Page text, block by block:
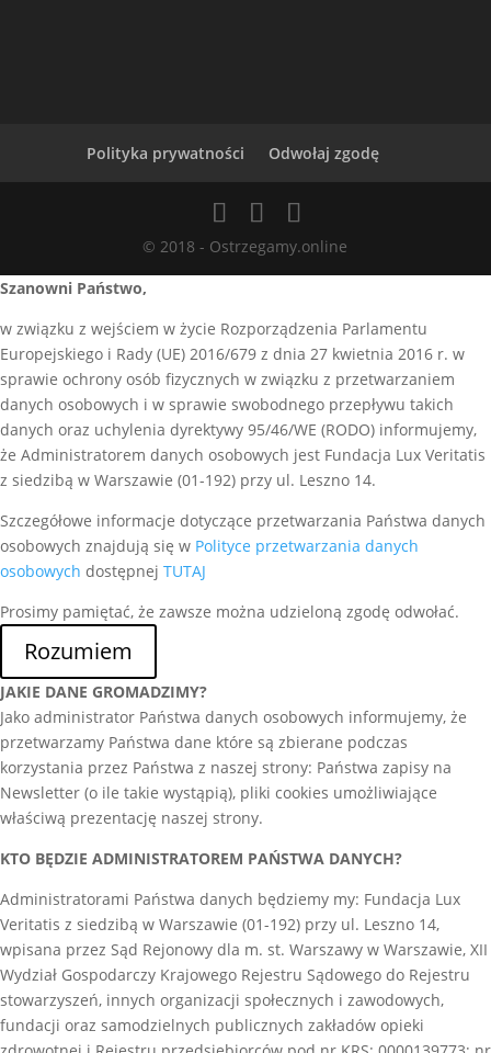
Polityka prywatności Odwołaj zgodę
© 2018 - Ostrzegamy.online
Szanowni Państwo,
w związku z wejściem w życie Rozporządzenia Parlamentu
Europejskiego i Rady (UE) 2016/679 z dnia 27 kwietnia 2016 r. w
sprawie ochrony osób fizycznych w związku z przetwarzaniem
danych osobowych i w sprawie swobodnego przepływu takich
danych oraz uchylenia dyrektywy 95/46/WE (RODO) informujemy,
że Administratorem danych osobowych jest Fundacja Lux Veritatis
z siedzibą w Warszawie (01-192) przy ul. Leszno 14.
Szczegółowe informacje dotyczące przetwarzania Państwa danych
osobowych znajdują się w Polityce przetwarzania danych
osobowych dostępnej TUTAJ
Prosimy pamiętać, że zawsze można udzieloną zgodę odwołać.
Rozumiem
JAKIE DANE GROMADZIMY?
Jako administrator Państwa danych osobowych informujemy, że
przetwarzamy Państwa dane które są zbierane podczas
korzystania przez Państwa z naszej strony: Państwa zapisy na
Newsletter (o ile takie wystąpią), pliki cookies umożliwiające
właściwą prezentację naszej strony.
KTO BĘDZIE ADMINISTRATOREM PAŃSTWA DANYCH?
Administratorami Państwa danych będziemy my: Fundacja Lux
Veritatis z siedzibą w Warszawie (01-192) przy ul. Leszno 14,
wpisana przez Sąd Rejonowy dla m. st. Warszawy w Warszawie, XII
Wydział Gospodarczy Krajowego Rejestru Sądowego do Rejestru
stowarzyszeń, innych organizacji społecznych i zawodowych,
fundacji oraz samodzielnych publicznych zakładów opieki